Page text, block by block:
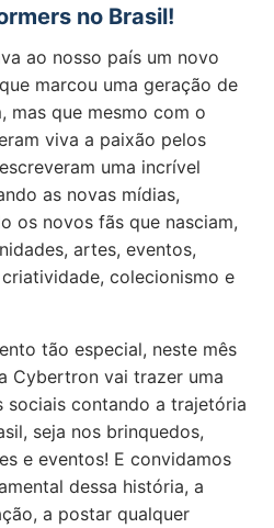
no Brasil!
ao nosso país um novo
marcou uma geração de
mas que mesmo com o
viva a paixão pelos
uma incrível
as novas mídias,
os novos fãs que nasciam,
artes, eventos,
colecionismo e
tão especial, neste mês
Cybertron vai trazer uma
sociais contando a trajetória
seja nos brinquedos,
e eventos! E convidamos
dessa história, a
a postar qualquer